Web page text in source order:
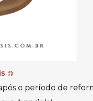
😉
o período de